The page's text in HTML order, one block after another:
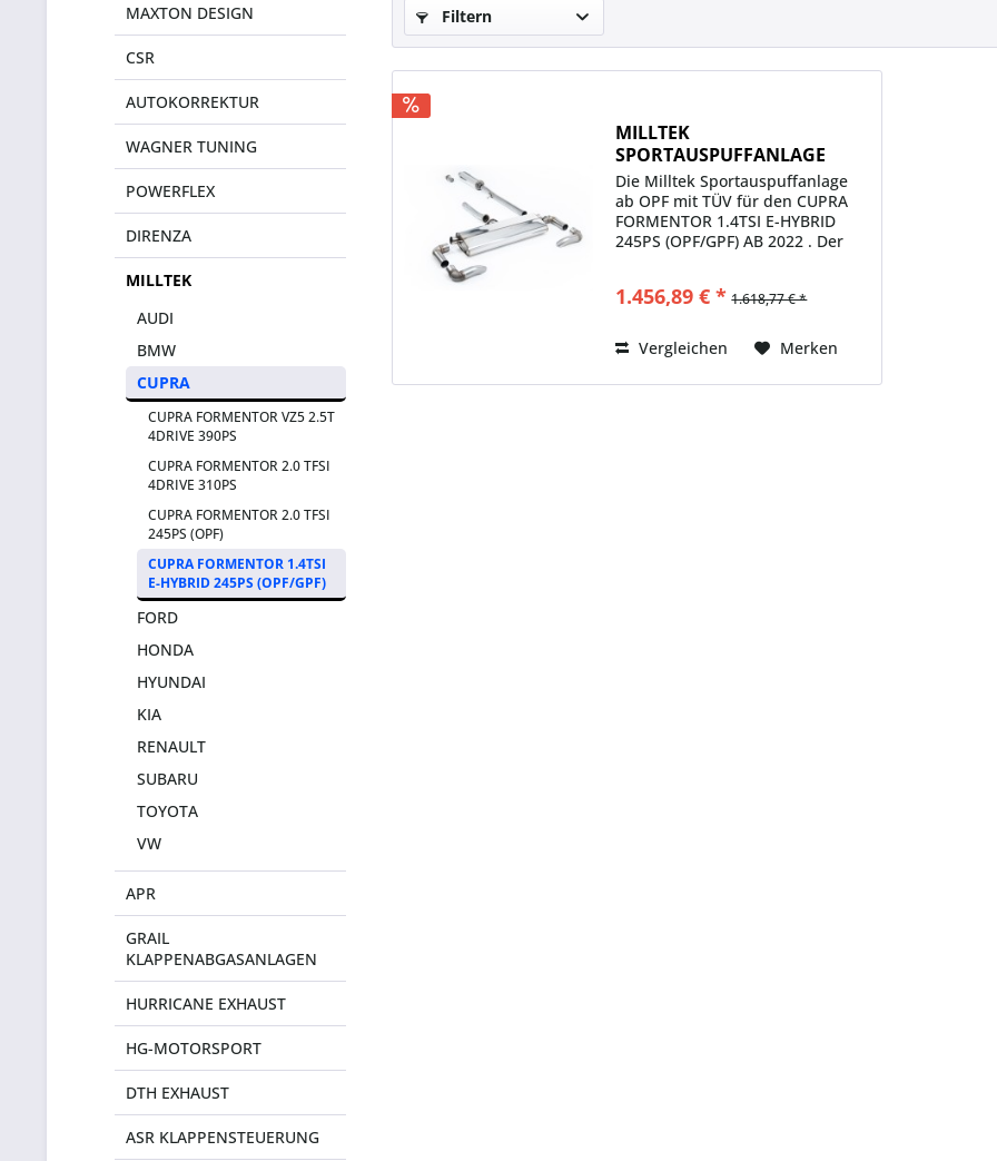
MAXTON DESIGN
CSR
AUTOKORREKTUR
WAGNER TUNING
POWERFLEX
DIRENZA
MILLTEK
AUDI
BMW
CUPRA
CUPRA FORMENTOR VZ5 2.5T
4DRIVE 390PS
CUPRA FORMENTOR 2.0 TFSI
4DRIVE 310PS
CUPRA FORMENTOR 2.0 TFSI
245PS (OPF)
CUPRA FORMENTOR 1.4TSI
E-HYBRID 245PS (OPF/GPF)
FORD
HONDA
HYUNDAI
KIA
RENAULT
SUBARU
TOYOTA
VW
APR
GRAIL
KLAPPENABGASANLAGEN
HURRICANE EXHAUST
HG-MOTORSPORT
DTH EXHAUST
ASR KLAPPENSTEUERUNG
Filtern
MILLTEK
SPORTAUSPUFFANLAGE
(TÜV) PASSEND FÜR...
Die Milltek Sportauspuffanlage
ab OPF mit TÜV für den CUPRA
FORMENTOR 1.4TSI E-HYBRID
245PS (OPF/GPF) AB 2022 . Der
komplett aus Edelstahl. Der
1.456,89 € * 1.618,77 € *
Vergleichen Merken